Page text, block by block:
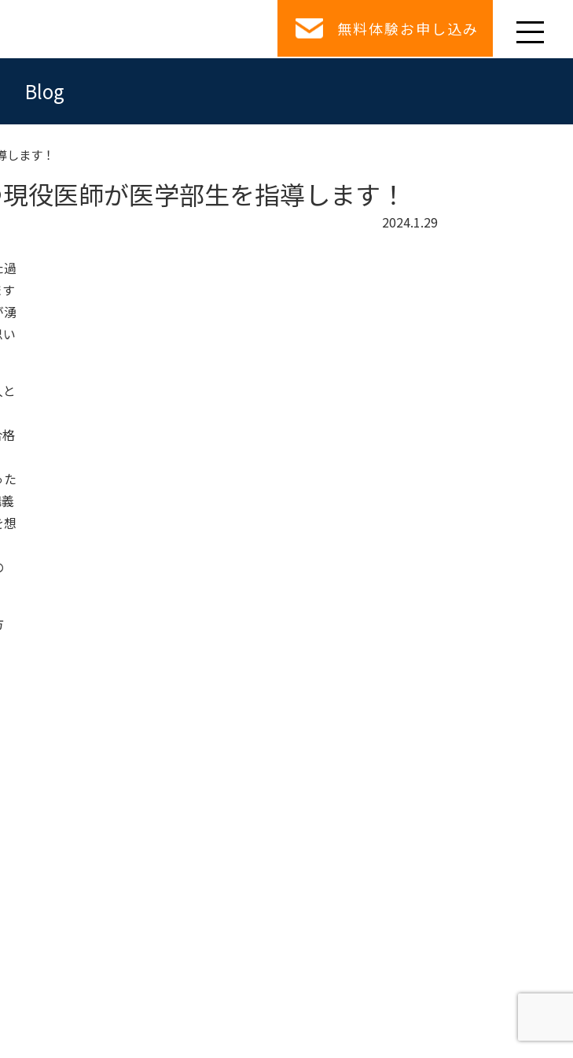
無料体験お申し込み
Blog
ます！
役医師が医学部生を指導します！
2024.1.29